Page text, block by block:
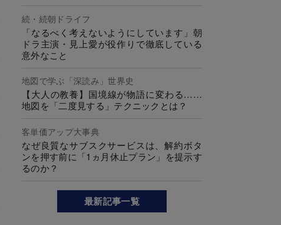
続・続朝ドライフ
「なるべく考えないようにしています」朝
ドラ主演・見上愛が役作りで徹底している
意外なこと
地図で学ぶ「深読み」世界史
【大人の教養】国境線が物語に変わる……
地図を「二度見する」テクニックとは？
客単価アップ大事典
なぜ良質なサブスクサービスは、解約ボタ
ンを押す前に「1ヵ月休止プラン」を提示す
るのか？
最新記事一覧